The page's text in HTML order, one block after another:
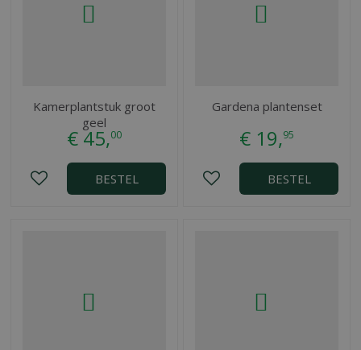
Kamerplantstuk groot
geel
€45,00
BESTEL
Gardena plantenset
€ 19,95
BESTEL